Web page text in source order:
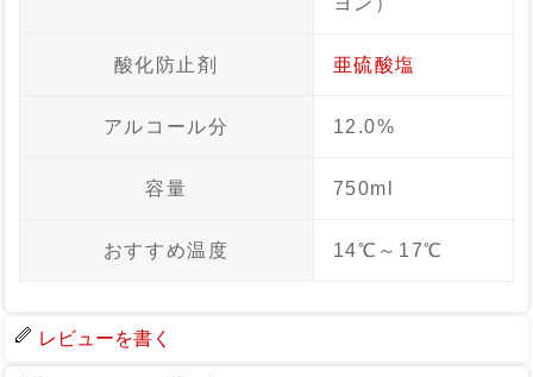
酸化防止剤 亜硫酸塩
アルコール分 12.0%
容量 750ml
おすすめ温度 14℃～17℃
レビューを書く